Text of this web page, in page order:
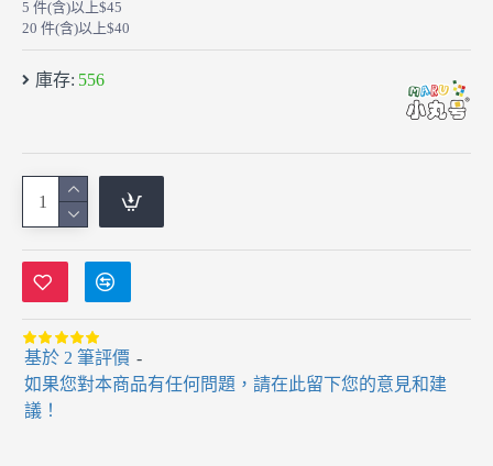
庫存: 556
基於 2 筆評價 -
如果您對本商品有任何問題，請在此留下您的意見和建
議！
5 件(含)以上$45
20 件(含)以上$40